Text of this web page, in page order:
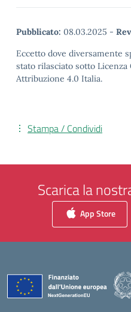
Pubblicato: 08.03.2025 -
Eccetto dove diversamente
stato rilasciato sotto Licenza
Attribuzione 4.0 Italia.
Stampa / Condividi
Scarica la
App Store